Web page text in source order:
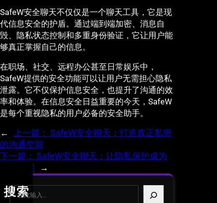
SafeW安全聊天不仅仅是一个聊天工具，它是现
代信息安全的护盾。通过端到端加密、消息自
毁、隐私状态控制和多重身份验证，它让用户能
够真正掌握自己的信息。
在职场、社交、远程办公甚至日常娱乐中，
SafeW提供的安全功能可以让用户无需担心隐私
泄露。它不仅保护信息安全，也提升了沟通的效
率和体验。在信息安全日益重要的今天，SafeW
是每个重视隐私的用户必备的安全助手。
← 上一篇： SafeW安全聊天：打造真正私密
的沟通空间
下一篇： SafeW安全聊天：让隐私保护成为
日常习惯
→
搜索
S